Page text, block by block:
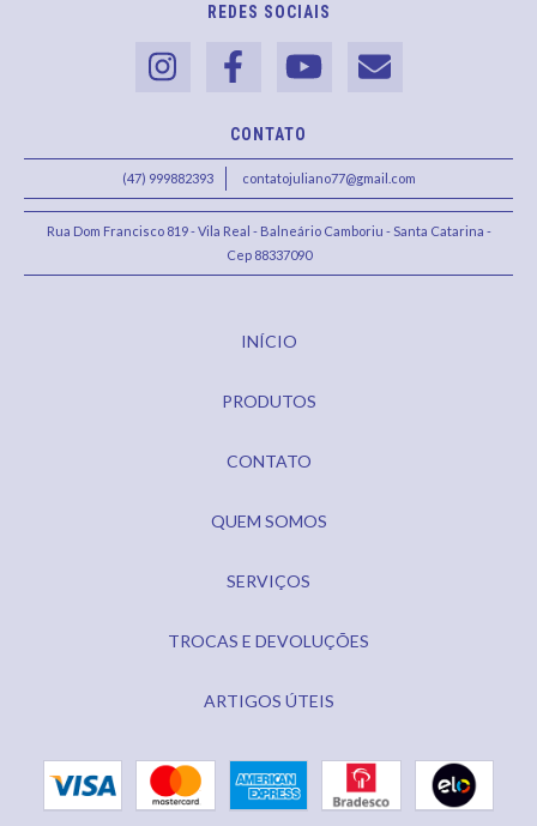
REDES SOCIAIS
CONTATO
(47) 999882393 contatojuliano77@gmail.com
Rua Dom Francisco 819 - Vila Real - Balneário Camboriu - Santa Catarina -
Cep 88337090
INÍCIO
PRODUTOS
CONTATO
QUEM SOMOS
SERVIÇOS
TROCAS E DEVOLUÇÕES
ARTIGOS ÚTEIS